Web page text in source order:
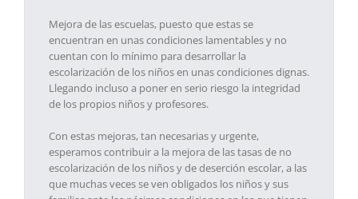
Mejora de las escuelas, puesto que estas se
encuentran en unas condiciones lamentables y no
cuentan con lo mínimo para desarrollar la
escolarización de los niños en unas condiciones dignas.
Llegando incluso a poner en serio riesgo la integridad
de los propios niños y profesores.
Con estas mejoras, tan necesarias y urgente,
esperamos contribuir a la mejora de las tasas de no
escolarización de los niños y de deserción escolar, a las
que muchas veces se ven obligados los niños y sus